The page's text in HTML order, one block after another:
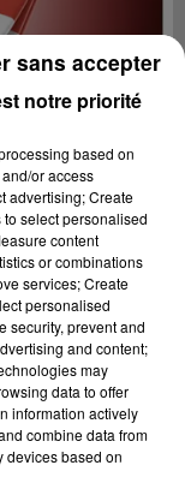
notre priorité
based on
or access
advertising; Create
select personalised
content
or combinations
services; Create
personalised
security, prevent and
and content;
may
data to offer
information actively
combine data from
devices based on
sans accepter